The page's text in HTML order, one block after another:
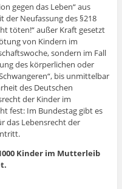
gegen das Leben“ aus
der Neufassung des §218
töten!“ außer Kraft gesetzt
von Kindern im
sondern im Fall
des körperlichen oder
bis unmittelbar
des Deutschen
der Kinder im
fest: Im Bundestag gibt es
das Lebensrecht der
Kinder im Mutterleib